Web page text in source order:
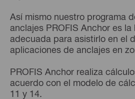
Así mismo nuestro programa
anclajes PROFIS Anchor es la
adecuada para asistirlo en el
aplicaciones de anclajes en
PROFIS Anchor realiza
acuerdo con el modelo de
11 y 14.